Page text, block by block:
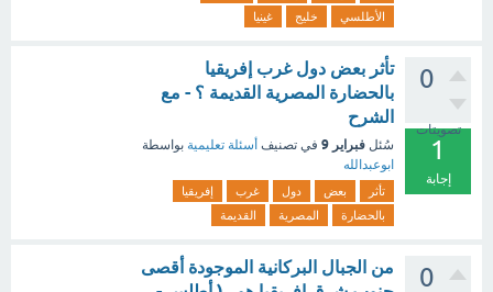
الأطلسي
خليج غينيا
0
تصويتات
1
إجابة
تأثر بعض دول غرب إفريقيا
بالحضارة المصرية القديمة ؟ - مع
الشرح
سُئل فبراير 9 في تصنيف أسئلة تعليمية بواسطة
ابوعبدالله
تأثر بعض دول غرب
إفريقيا
بالحضارة
المصرية القديمة
0
من الجبال البركانية الموجودة أقصى